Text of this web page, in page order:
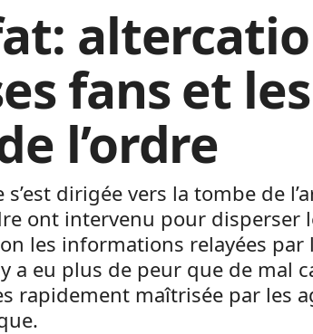
fans et les
l’ordre
dirigée vers la tombe de
ont intervenu pour disperser
les informations relayées par
a eu plus de peur que de mal
rapidement maîtrisée par les